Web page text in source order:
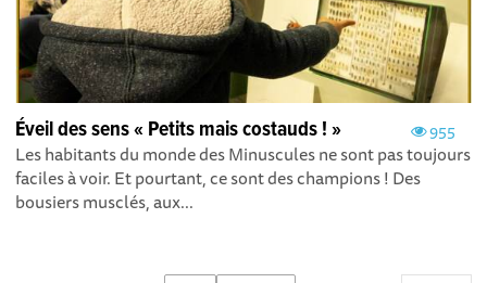
955
Éveil des sens « Petits mais costauds ! »
Les habitants du monde des Minuscules ne sont pas toujours
faciles à voir. Et pourtant, ce sont des champions ! Des
bousiers musclés, aux...